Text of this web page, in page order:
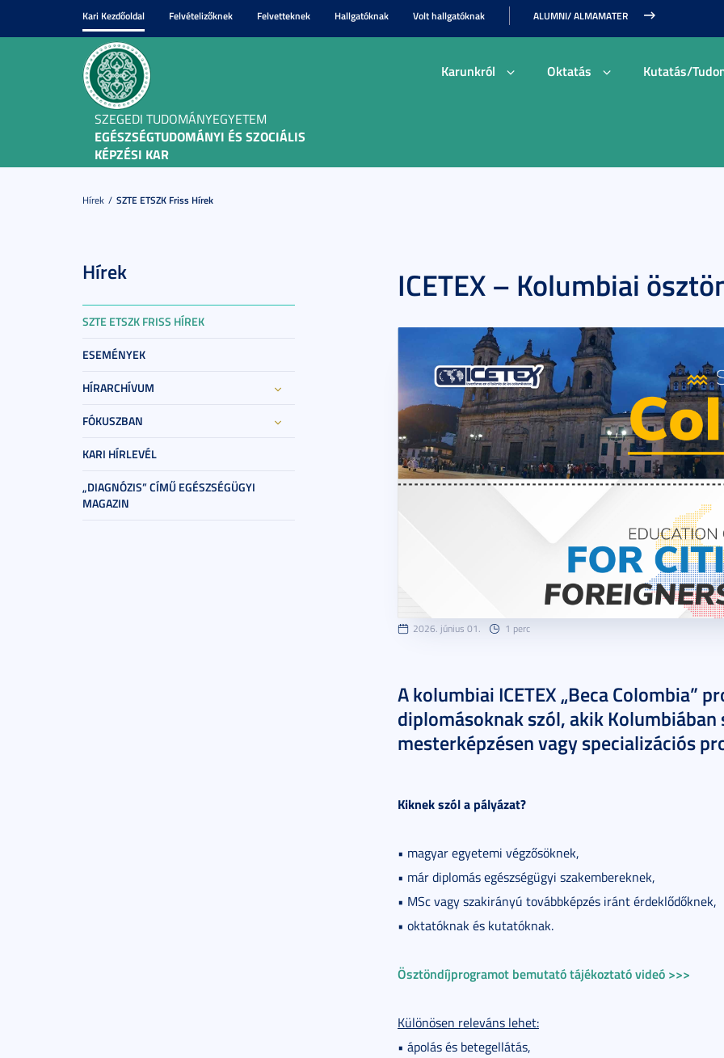
Kari Kezdőoldal Felvételizőknek Felvetteknek Hallgatóknak Volt hallgatóknak ALUMNI/ ALMAMATER
SZEGEDI TUDOMÁNYEGYETEM
EGÉSZSÉGTUDOMÁNYI ÉS SZOCIÁLIS
KÉPZÉSI KAR
Karunkról Oktatás Kutatás/
Hírek SZTE ETSZK Friss Hírek
Hírek
SZTE ETSZK FRISS HÍREK
ESEMÉNYEK
HÍRARCHÍVUM
FÓKUSZBAN
KARI HÍRLEVÉL
„DIAGNÓZIS” CÍMŰ EGÉSZSÉGÜGYI
MAGAZIN
ICETEX – Kolumbiai
2026. június 01. 1 perc
A kolumbiai ICETEX „Beca Colombia”
diplomásoknak szól, akik
mesterképzésen vagy specializációs
Kiknek szól a pályázat?
• magyar egyetemi végzősöknek,
• már diplomás egészségügyi szakembereknek,
• MSc vagy szakirányú továbbképzés iránt érdeklődőknek,
• oktatóknak és kutatóknak.
Ösztöndíjprogramot bemutató tájékoztató videó >>>
Különösen releváns lehet:
• ápolás és betegellátás,